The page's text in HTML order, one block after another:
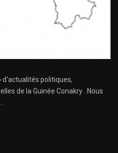
d'actualités politiques,
de la Guinée Conakry . Nous